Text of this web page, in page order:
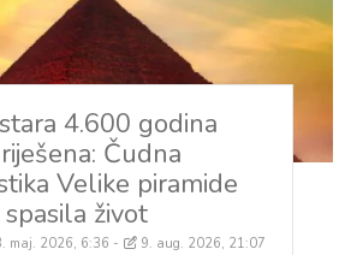
4.600 godina
Čudna
Velike piramide
spasila život
maj. 2026, 6:36 9. aug. 2026, 21:07